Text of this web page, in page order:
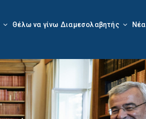
Θέλω να γίνω Διαμεσολαβητής Νέα